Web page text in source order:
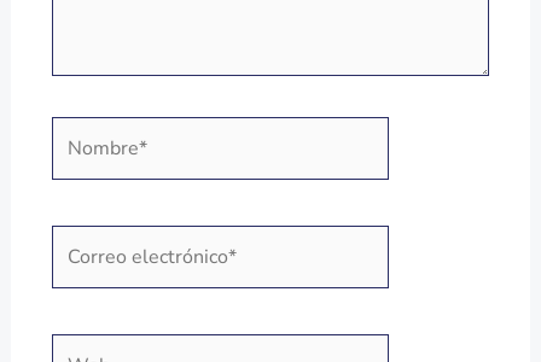
electrónico*